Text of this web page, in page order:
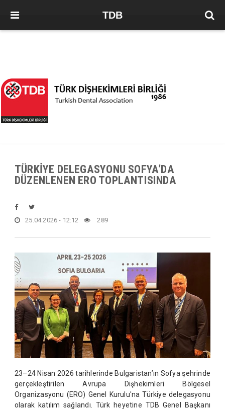
TDB
TÜRKİYE DELEGASYONU SOFYA’DA
DÜZENLENEN ERO TOPLANTISINDA
25.04.2026 - 12:12 289
23–24 Nisan 2026 tarihlerinde Bulgaristan’ın Sofya şehrinde
gerçekleştirilen Avrupa Dişhekimleri Bölgesel
Organizasyonu (ERO) Genel Kurulu'na Türkiye delegasyonu
olarak katılım sağlandı. Türk heyetine TDB Genel Başkanı